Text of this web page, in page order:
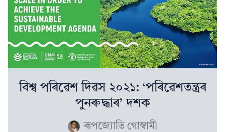
বিশ্ব পৰিৱেশ দিৱস ২০২১: ‘পৰিৱেশতন্ত্ৰৰ
পুনৰুদ্ধাৰ’ দশক
ৰূপজ্যোতি গোস্বামী